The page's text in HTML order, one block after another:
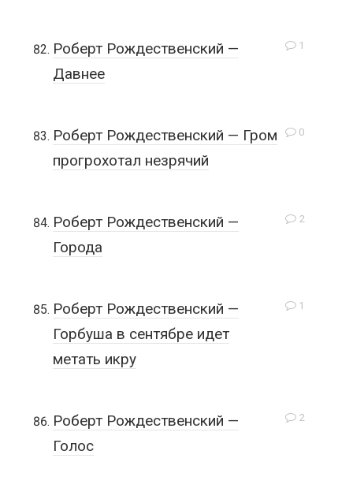
1
Роберт Рождественский —
Давнее
0
Роберт Рождественский — Гром
прогрохотал незрячий
2
Роберт Рождественский —
Города
1
Роберт Рождественский —
Горбуша в сентябре идет
метать икру
2
Роберт Рождественский —
Голос